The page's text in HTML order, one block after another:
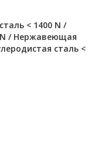
< 1400 N /
N / Нержавеющая
сталь <